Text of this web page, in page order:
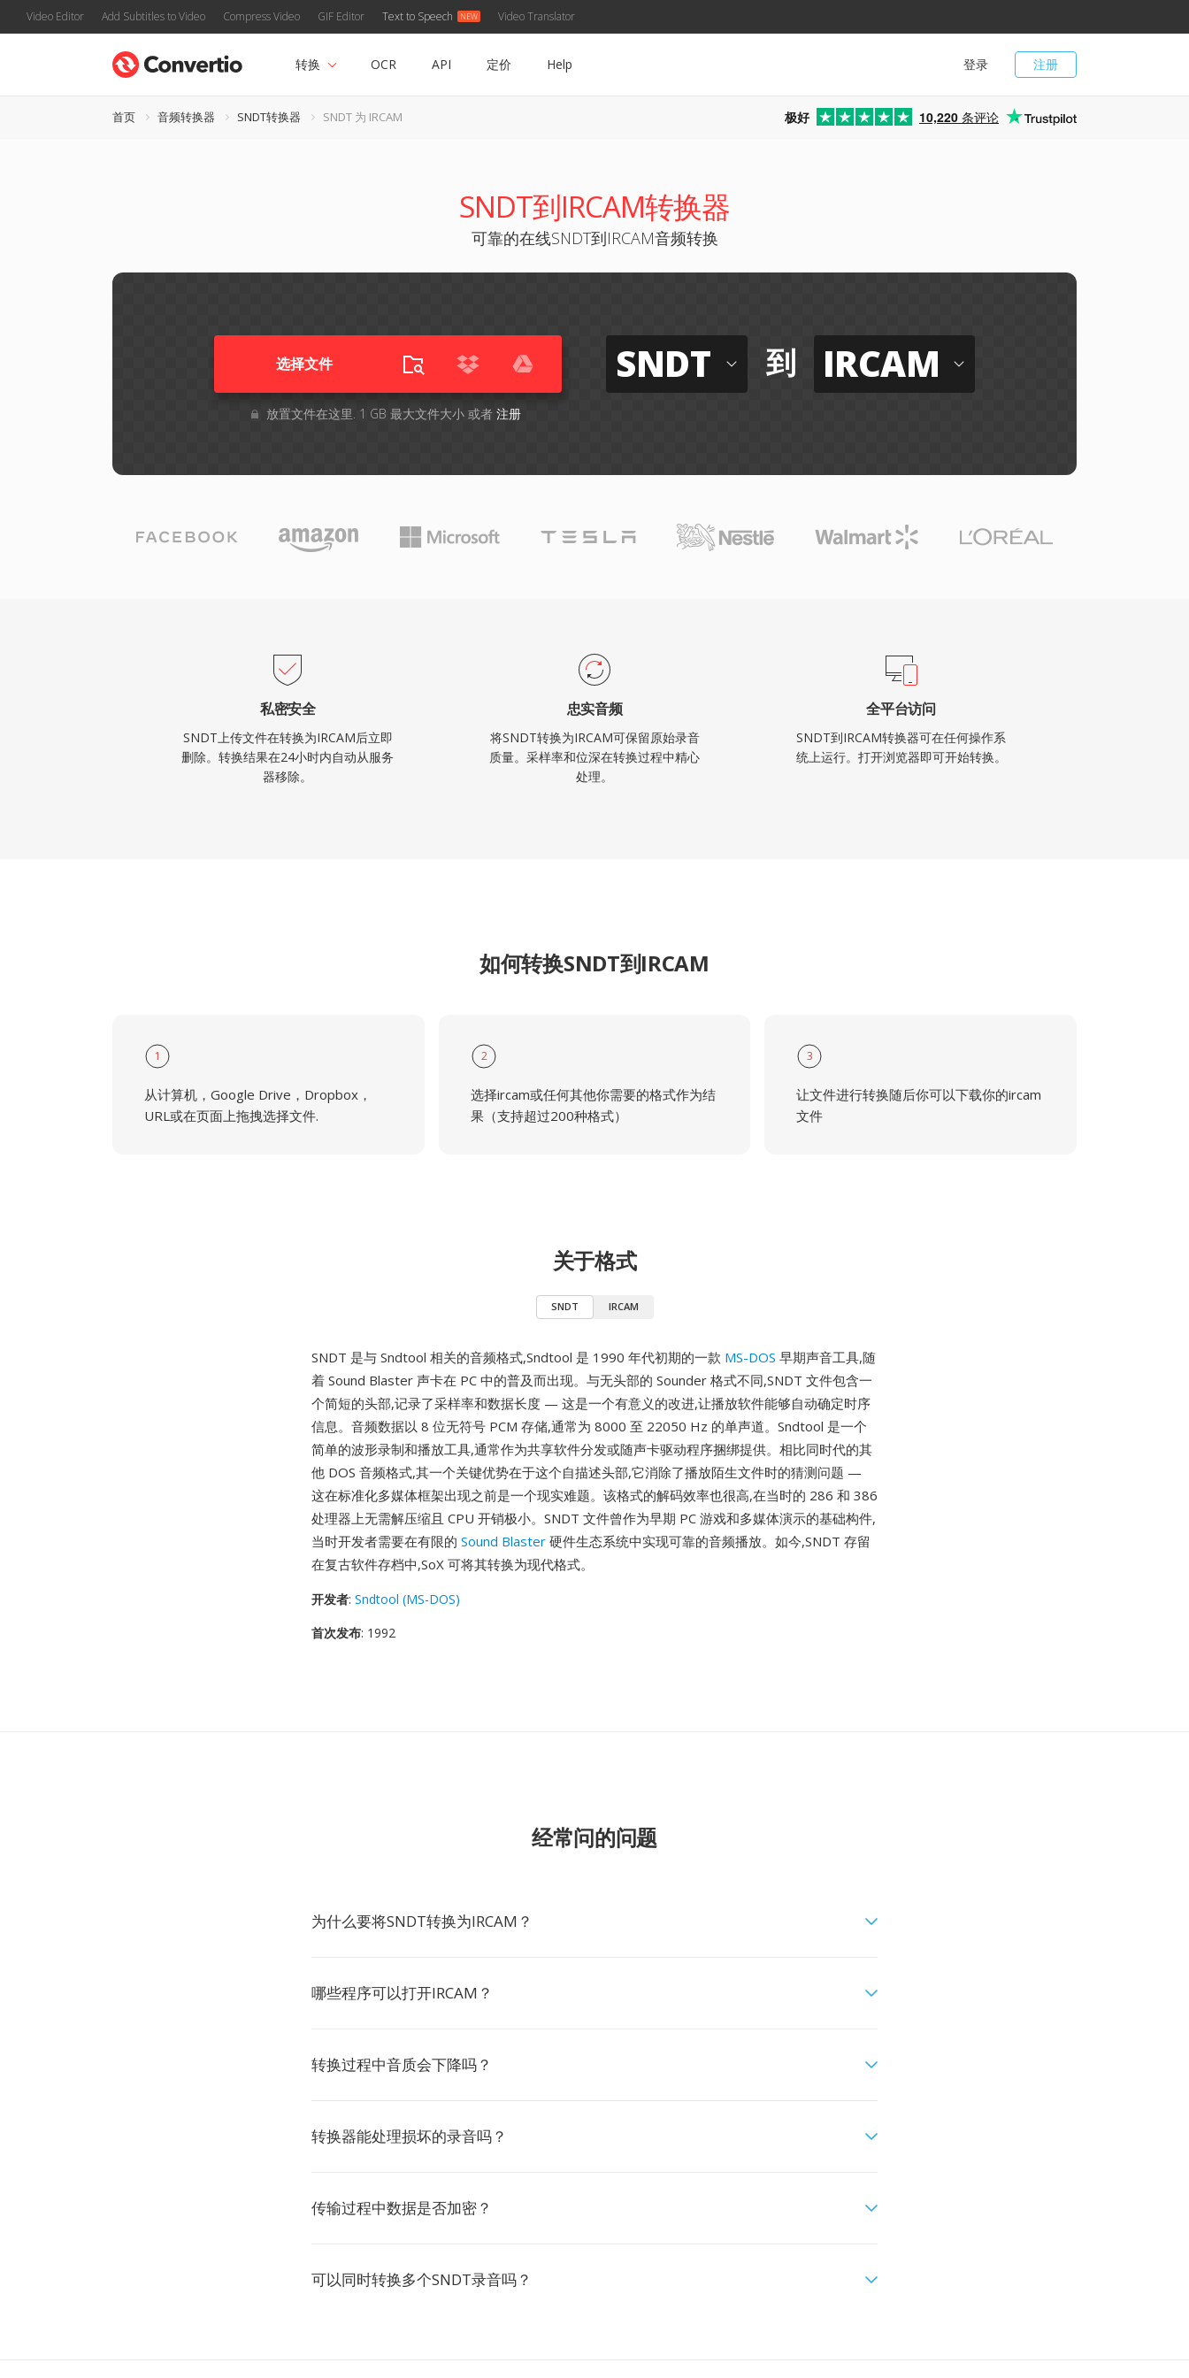
Video Editor Add Subtitles to Video Compress Video GIF Editor Text to Speech Video Translator
注册
登录
转换 OCR API 定价 Help
首页 音频转换器 SNDT转换器 SNDT 为 IRCAM 极好 10,220 条评论
SNDT到IRCAM转换器
可靠的在线SNDT到IRCAM音频转换
选择文件
放置文件在这里. 1 GB 最大文件大小 或者注册
SNDT 到 IRCAM
私密安全
SNDT上传文件在转换为IRCAM后立即
删除。转换结果在24小时内自动从服务
器移除。
忠实音频
将SNDT转换为IRCAM可保留原始录音
质量。采样率和位深在转换过程中精心
处理。
全平台访问
SNDT到IRCAM转换器可在任何操作系
统上运行。打开浏览器即可开始转换。
如何转换SNDT到IRCAM
1
从计算机，Google Drive，Dropbox，
URL或在页面上拖拽选择文件.
2
选择ircam或任何其他你需要的格式作为结
果（支持超过200种格式）
3
让文件进行转换随后你可以下载你的ircam
文件
关于格式
SNDT IRCAM
SNDT 是与 Sndtool 相关的音频格式,Sndtool 是 1990 年代初期的一款 MS-DOS 早期声音工具,随
着 Sound Blaster 声卡在 PC 中的普及而出现。与无头部的 Sounder 格式不同,SNDT 文件包含一
个简短的头部,记录了采样率和数据长度 — 这是一个有意义的改进,让播放软件能够自动确定时序
信息。音频数据以 8 位无符号 PCM 存储,通常为 8000 至 22050 Hz 的单声道。Sndtool 是一个
简单的波形录制和播放工具,通常作为共享软件分发或随声卡驱动程序捆绑提供。相比同时代的其
他 DOS 音频格式,其一个关键优势在于这个自描述头部,它消除了播放陌生文件时的猜测问题 —
这在标准化多媒体框架出现之前是一个现实难题。该格式的解码效率也很高,在当时的 286 和 386
处理器上无需解压缩且 CPU 开销极小。SNDT 文件曾作为早期 PC 游戏和多媒体演示的基础构件,
当时开发者需要在有限的 Sound Blaster 硬件生态系统中实现可靠的音频播放。如今,SNDT 存留
在复古软件存档中,SoX 可将其转换为现代格式。
开发者: Sndtool (MS-DOS)
首次发布: 1992
经常问的问题
为什么要将SNDT转换为IRCAM？
哪些程序可以打开IRCAM？
转换过程中音质会下降吗？
转换器能处理损坏的录音吗？
传输过程中数据是否加密？
可以同时转换多个SNDT录音吗？